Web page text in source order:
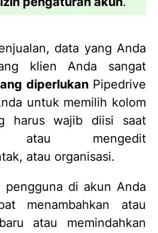
data yang Anda
klien Anda sangat
diperlukanPipedrive
untuk memilih kolom
harus wajib diisi saat
atau mengedit
atau organisasi.
di akun Anda
menambahkan atau
atau memindahkan